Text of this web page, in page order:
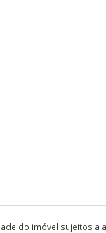
do imóvel sujeitos a